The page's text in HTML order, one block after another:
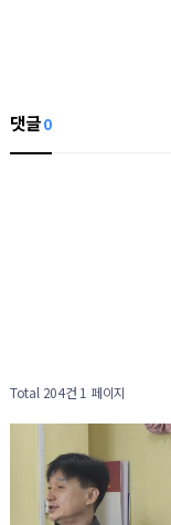
댓글0
Total 204건 1 페이지